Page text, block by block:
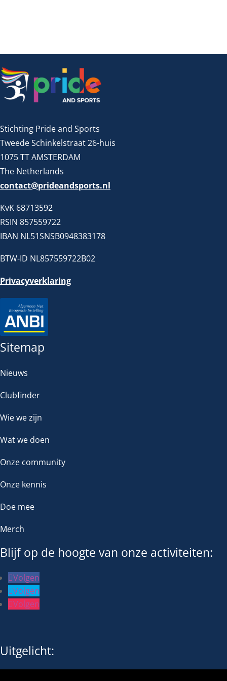
Stichting Pride and Sports
Tweede Schinkelstraat 26-huis
1075 TT AMSTERDAM
The Netherlands
contact@prideandsports.nl
KvK 68713592
RSIN 857559722
IBAN NL51SNSB0948383178
BTW-ID NL857559722B02
Privacyverklaring
Sitemap
Nieuws
Clubfinder
Wie we zijn
Wat we doen
Onze community
Onze kennis
Doe mee
Merch
Blijf op de hoogte van onze activiteiten:
Volgen
Volgen
Volgen
Uitgelicht: